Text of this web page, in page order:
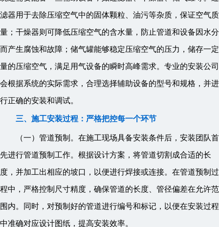
滤器用于去除压缩空气中的固体颗粒、油污等杂质，保证空气质
量；干燥器则可降低压缩空气的含水量，防止管道和设备因水分
而产生腐蚀和故障；储气罐能够稳定压缩空气的压力，储存一定
量的压缩空气，满足用气设备的瞬时高峰需求。专业的安装公司
会根据系统的实际需求，合理选择辅助设备的型号和规格，并进
行正确的安装和调试。
三、施工安装过程：严格把控每一个环节
（一）管道预制。在施工现场具备安装条件后，安装团队首
先进行管道预制工作。根据设计方案，将管道切割成合适的长
度，并加工出相应的坡口，以便进行焊接或连接。在管道预制过
程中，严格控制尺寸精度，确保管道的长度、管径偏差在允许范
围内。同时，对预制好的管道进行编号和标记，以便在安装过程
中准确对应设计图纸，提高安装效率。